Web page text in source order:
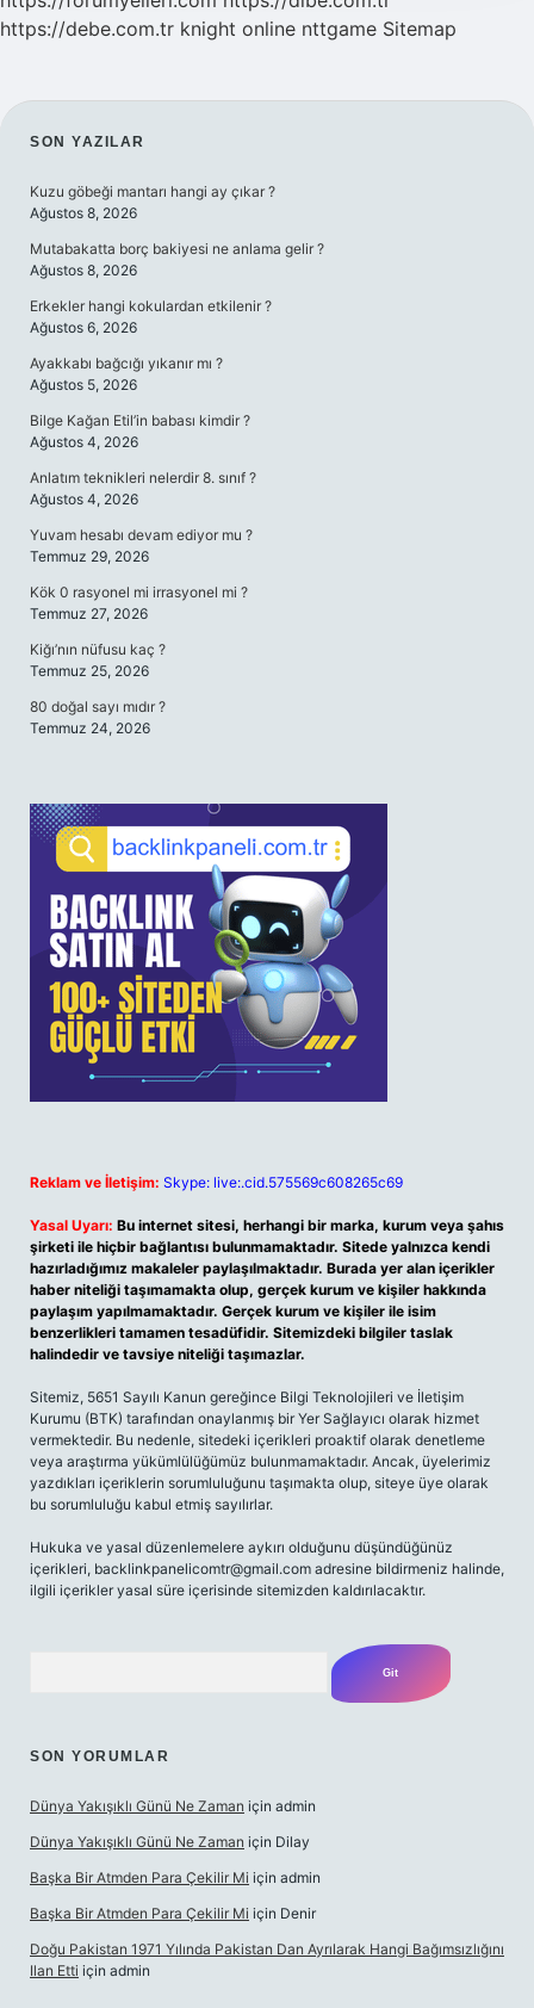
https://debe.com.tr knight online nttgame Sitemap
SIDEBAR
SON YAZILAR
Kuzu göbeği mantarı hangi ay çıkar ?
Ağustos 8, 2026
Mutabakatta borç bakiyesi ne anlama gelir ?
Ağustos 8, 2026
Erkekler hangi kokulardan etkilenir ?
Ağustos 6, 2026
Ayakkabı bağcığı yıkanır mı ?
Ağustos 5, 2026
Bilge Kağan Etil’in babası kimdir ?
Ağustos 4, 2026
Anlatım teknikleri nelerdir 8. sınıf ?
Ağustos 4, 2026
Yuvam hesabı devam ediyor mu ?
Temmuz 29, 2026
Kök 0 rasyonel mi irrasyonel mi ?
Temmuz 27, 2026
Kiğı’nın nüfusu kaç ?
Temmuz 25, 2026
80 doğal sayı mıdır ?
Temmuz 24, 2026
Reklam ve İletişim: Skype: live:.cid.575569c608265c69
Yasal Uyarı: Bu internet sitesi, herhangi bir marka, kurum veya şahıs
şirketi ile hiçbir bağlantısı bulunmamaktadır. Sitede yalnızca kendi
hazırladığımız makaleler paylaşılmaktadır. Burada yer alan içerikler
haber niteliği taşımamakta olup, gerçek kurum ve kişiler hakkında
paylaşım yapılmamaktadır. Gerçek kurum ve kişiler ile isim
benzerlikleri tamamen tesadüfidir. Sitemizdeki bilgiler taslak
halindedir ve tavsiye niteliği taşımazlar.
Sitemiz, 5651 Sayılı Kanun gereğince Bilgi Teknolojileri ve İletişim
Kurumu (BTK) tarafından onaylanmış bir Yer Sağlayıcı olarak hizmet
vermektedir. Bu nedenle, sitedeki içerikleri proaktif olarak denetleme
veya araştırma yükümlülüğümüz bulunmamaktadır. Ancak, üyelerimiz
yazdıkları içeriklerin sorumluluğunu taşımakta olup, siteye üye olarak
bu sorumluluğu kabul etmiş sayılırlar.
Hukuka ve yasal düzenlemelere aykırı olduğunu düşündüğünüz
içerikleri, backlinkpanelicomtr@gmail.com adresine bildirmeniz halinde,
ilgili içerikler yasal süre içerisinde sitemizden kaldırılacaktır.
SON YORUMLAR
Dünya Yakışıklı Günü Ne Zaman için admin
Dünya Yakışıklı Günü Ne Zaman için Dilay
Başka Bir Atmden Para Çekilir Mi için admin
Başka Bir Atmden Para Çekilir Mi için Denir
Doğu Pakistan 1971 Yılında Pakistan Dan Ayrılarak Hangi Bağımsızlığını
Ilan Etti için admin